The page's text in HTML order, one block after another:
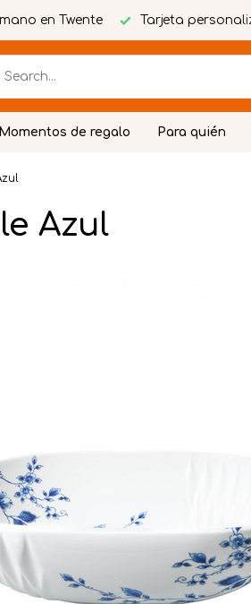
en Twente Tarjeta
Momentos de regalo Para quién
Azul